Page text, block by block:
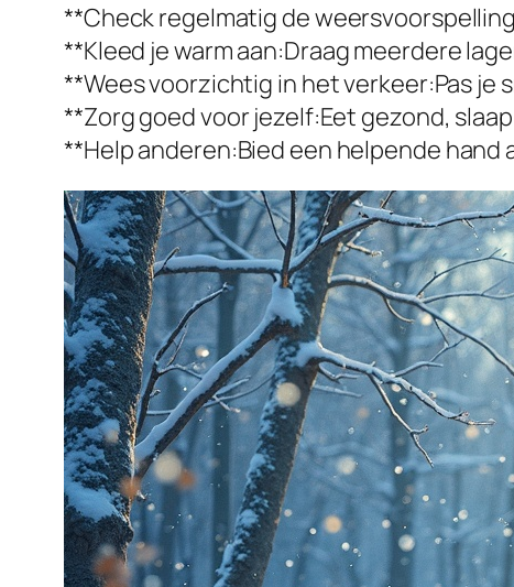
**Check regelmatig de
**Kleed je warm aan:Draag meerdere
**Wees voorzichtig in het verkeer:Pas je
**Zorg goed voor jezelf:Eet gezond,
**Help anderen:Bied een helpende hand